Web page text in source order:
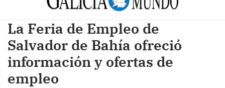
La Feria de Empleo de
Salvador de Bahía ofreció
información y ofertas de
empleo